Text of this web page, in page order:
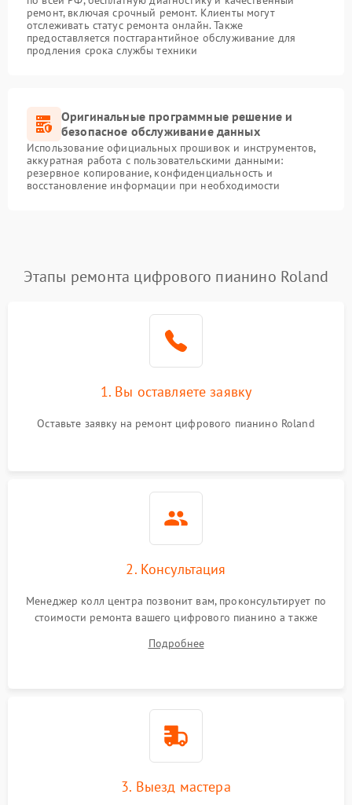
ремонт, включая срочный ремонт. Клиенты могут
отслеживать статус ремонта онлайн. Также
предоставляется постгарантийное обслуживание для
продления срока службы техники
Оригинальные программные решение и
безопасное обслуживание данных
Использование официальных прошивок и инструментов,
аккуратная работа с пользовательскими данными:
резервное копирование, конфиденциальность и
восстановление информации при необходимости
Этапы ремонта цифрового пианино Roland
1. Вы оставляете заявку
Оставьте заявку на ремонт цифрового пианино Roland
2. Консультация
Менеджер колл центра позвонит вам, проконсультирует по
стоимости ремонта вашего цифрового пианино а также
Подробнее
3. Выезд мастера